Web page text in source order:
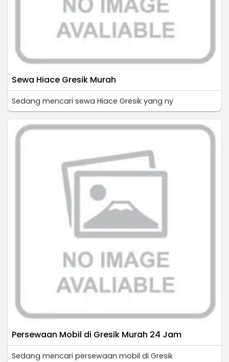
Sewa Hiace Gresik Murah
Sedang mencari sewa Hiace Gresik yang ny
Persewaan Mobil di Gresik Murah 24 Jam
Sedang mencari persewaan mobil di Gresik